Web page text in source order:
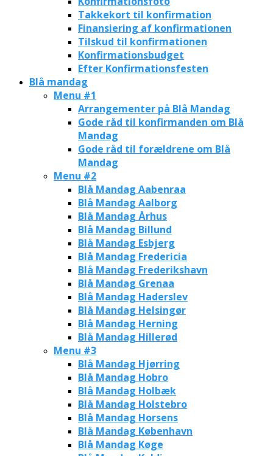
Takkekort til konfirmation
Finansiering af konfirmationen
Tilskud til konfirmationen
Konfirmationsbudget
Efter Konfirmationsfesten
Blå mandag
Menu #1
Arrangementer på Blå Mandag
Gode råd til konfirmanden om Blå
Mandag
Gode råd til forældrene om Blå
Mandag
Menu #2
Blå Mandag Aabenraa
Blå Mandag Aalborg
Blå Mandag Århus
Blå Mandag Billund
Blå Mandag Esbjerg
Blå Mandag Fredericia
Blå Mandag Frederikshavn
Blå Mandag Grenaa
Blå Mandag Haderslev
Blå Mandag Helsingør
Blå Mandag Herning
Blå Mandag Hillerød
Menu #3
Blå Mandag Hjørring
Blå Mandag Hobro
Blå Mandag Holbæk
Blå Mandag Holstebro
Blå Mandag Horsens
Blå Mandag København
Blå Mandag Køge